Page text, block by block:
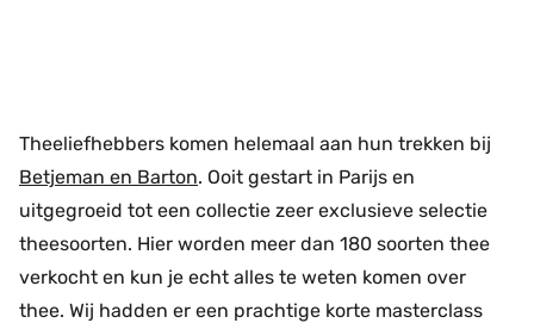
Theeliefhebbers komen helemaal aan hun trekken bij
Betjeman en Barton. Ooit gestart in Parijs en
uitgegroeid tot een collectie zeer exclusieve selectie
theesoorten. Hier worden meer dan 180 soorten thee
verkocht en kun je echt alles te weten komen over
thee. Wij hadden er een prachtige korte masterclass